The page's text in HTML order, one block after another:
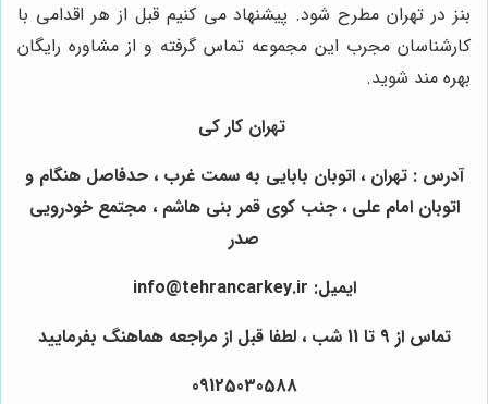
بنز در تهران مطرح شود. پیشنهاد می کنیم قبل از هر اقدامی با
کارشناسان مجرب این مجموعه تماس گرفته و از مشاوره رایگان
بهره مند شوید.
تهران کار کی
آدرس : تهران ، اتوبان بابایی به سمت غرب ، حدفاصل هنگام و
اتوبان امام علی ، جنب کوی قمر بنی هاشم ، مجتمع خودرویی
صدر
ایمیل: info@tehrancarkey.ir
تماس از 9 تا 11 شب ، لطفا قبل از مراجعه هماهنگ بفرمایید
09125030588